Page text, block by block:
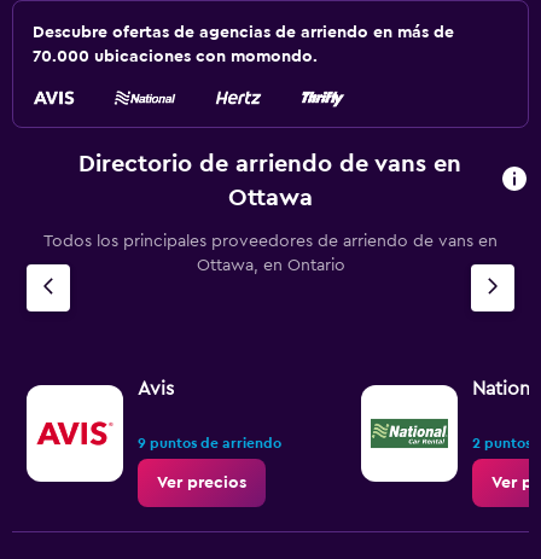
Descubre ofertas de agencias de arriendo en más de
70.000 ubicaciones con momondo.
Directorio de arriendo de vans en
Ottawa
Todos los principales proveedores de arriendo de vans en
Ottawa, en Ontario
Avis
9 puntos de arriendo
Ver precios
2 puntos
Ver